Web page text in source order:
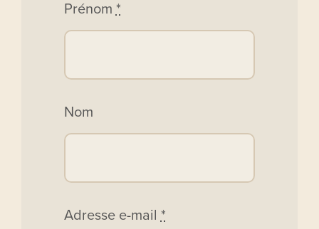
Prénom *
Nom
Adresse e-mail *